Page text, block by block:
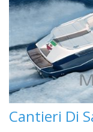
Cantieri Di